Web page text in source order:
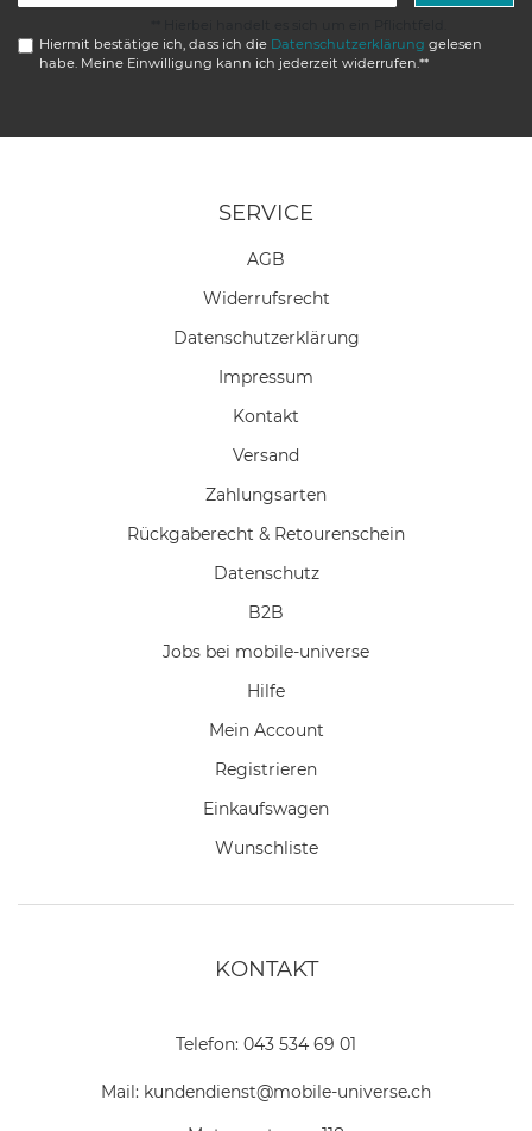
Hiermit bestätige ich, dass ich die Daten­schutz­erklärung gelesen
habe. Meine Einwilligung kann ich jederzeit widerrufen.**
SERVICE
AGB
Widerrufs­recht
Daten­schutz­erklärung
Impressum
Kontakt
Versand
Zahlungsarten
Rückgaberecht & Retourenschein
Datenschutz
B2B
Jobs bei mobile-universe
Hilfe
Mein Account
Registrieren
Einkaufswagen
Wunschliste
KONTAKT
Telefon: 043 534 69 01
Mail: kundendienst@mobile-universe.ch